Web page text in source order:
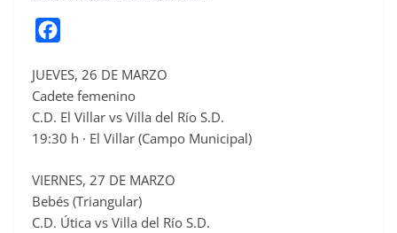
c
e
b
o
k
JUEVES, 26 DE MARZO
Cadete femenino
C.D. El Villar vs Villa del Río S.D.
19:30 h · El Villar (Campo Municipal)
VIERNES, 27 DE MARZO
Bebés (Triangular)
C.D. Útica vs Villa del Río S.D.